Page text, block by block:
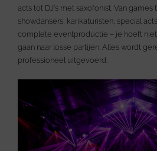
acts tot DJ’s met saxofonist. Van games
showdansers, karikaturisten, special
complete eventproductie – je hoeft
gaan naar losse partijen. Alles wordt
professioneel uitgevoerd.